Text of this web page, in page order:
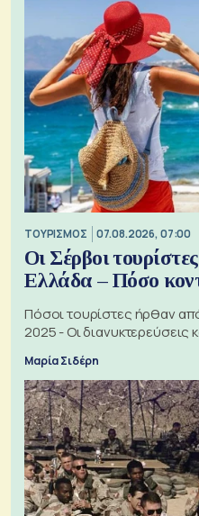
ΤΟΥΡΙΣΜΟΣ 07.08.2026, 07:00
Οι Σέρβοι
Ελλάδα – Πόσο
Πόσοι τουρίστες ήρθαν
2025 - Οι διανυκτερεύσεις
Μαρία Σιδέρη